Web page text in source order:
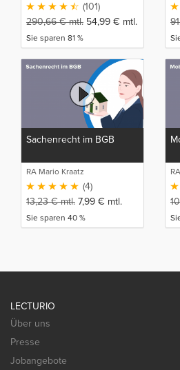
(101)
290,66€mtl. 54,99 € mtl.
Sie sparen 81 %
Sachenrecht im BGB
RA Mario Kraatz
(4)
13,23€mtl. 7,99 € mtl.
Sie sparen 40 %
LECTURIO
Über uns
Presse
Jobangebote